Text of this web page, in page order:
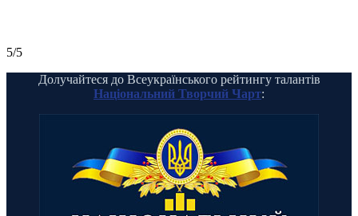
5/5
Долучайтеся до Всеукраїнського рейтингу талантів
Національний Творчий Чарт: